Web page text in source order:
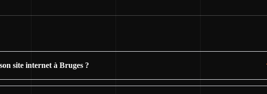
site internet à Bruges ?